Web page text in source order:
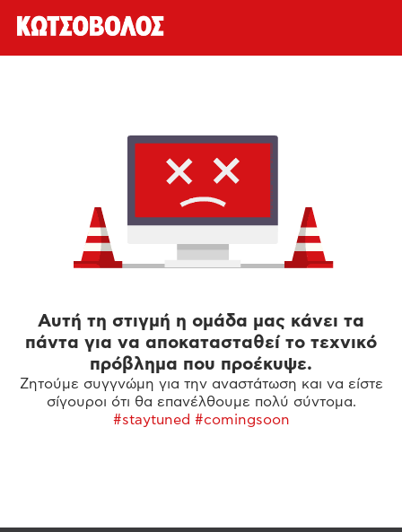
Αυτή τη στιγμή η ομάδα μας κάνει τα
πάντα για να αποκατασταθεί το τεχνικό
πρόβλημα που προέκυψε.
Ζητούμε συγγνώμη για την αναστάτωση και να είστε
σίγουροι ότι θα επανέλθουμε πολύ σύντομα.
#staytuned #comingsoon